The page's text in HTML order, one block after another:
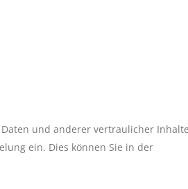
und anderer vertraulicher
ein. Dies können Sie in der